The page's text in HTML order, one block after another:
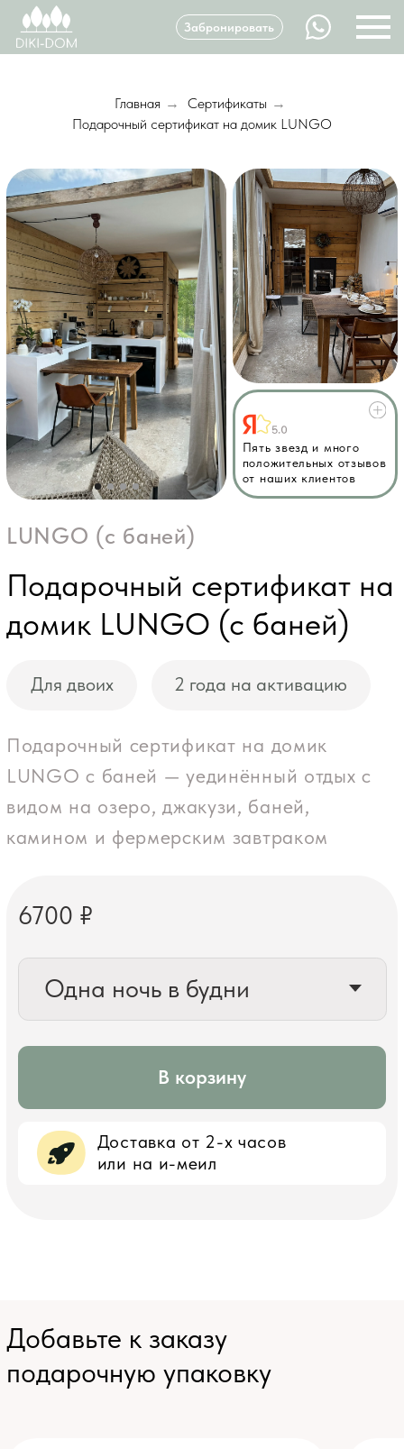
Забронировать
Главная → Сертификаты →
Подарочный сертификат на домик LUNGO
Пять звезд и много
положительных отзывов
от наших клиентов
Подарочный сертификат на домик
LUNGO с баней — уединённый отдых с
видом на озеро, джакузи, баней,
камином и фермерским завтраком
LUNGO (с баней)
Подарочный сертификат на
домик LUNGO (с баней)
2 года на активацию
Для двоих
Доставка от 2-х часов
или на и-меил
В корзину
Добавьте к заказу
подарочную упаковку
вашими пожеланиями.
того, как получатель заглянет
внутрь. По размеру как средняя
книжка: 21,5×17,5×4 см.